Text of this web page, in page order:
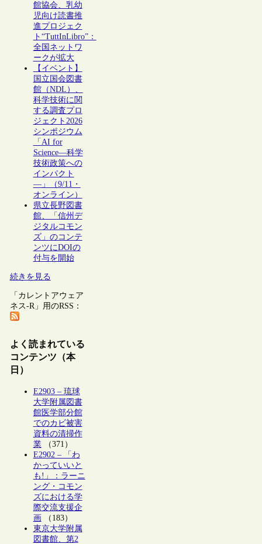
館協会、乳幼
児向け読書推
進プロジェク
ト“TuttInLibro”：
全国ネットワ
ークが拡大
【イベント】
国立国会図書
館（NDL）、
科学技術に関
する調査プロ
ジェクト2026
シンポジウム
「AI for
Science―科学
技術政策への
インパクト
―」（9/11・
オンライン）
県立長野図書
館、「信州デ
ジタルコモン
ズ」のコンテ
ンツにDOIの
付与を開始
続きを見る
「カレントアウェア
ネス-R」用のRSS：
よく読まれている
コンテンツ（本
日）
E2903 – 琉球
大学附属図書
館医学部分館
でのカビ被害
資料の清掃作
業（371）
E2902 – 「わ
かっていいと
も!」：ラーニ
ング・コモン
ズにおける学
際交流支援企
画（183）
東京大学附属
図書館、第2